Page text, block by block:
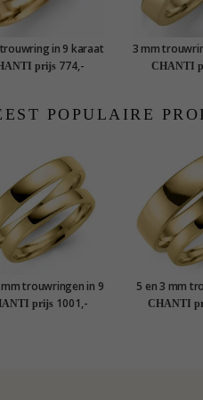
in 9 karaat
goud 0,02 ct
prijs 774,-
3 mm
goud
CHANTI
POPULAIRE
mm trouwringen in 9
goud - set
prijs 1001,-
5 en 3 mm
14 karaat
CHANTI